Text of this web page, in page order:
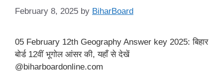
February 8, 2025 by BiharBoard
05 February 12th Geography Answer key 2025: बिहार
बोर्ड 12वीं भूगोल आंसर की, यहाँ से देखें
@biharboardonline.com